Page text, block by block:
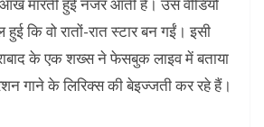
हुई कि वो रातों-रात स्टार बन गईं। इसी
के एक शख्स ने फेसबुक लाइव में बताया
गाने के लिरिक्स की बेइज्जती कर रहे हैं।